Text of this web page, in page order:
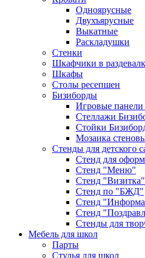
Одноярусные
Двухъярусные
Выкатные
Раскладушки
Стенки
Шкафчики в
Шкафы
Столы ресепшен
Бизиборды
Игровые
Стеллажи
Стойки
Мозаика
Стенды для детского
Стенд для
Стенд "Меню"
Стенд "Визитка"
Стенд по "БЖД"
Стенд
Стенд
Стенды для
Мебель для школ
Парты
Стулья для школ